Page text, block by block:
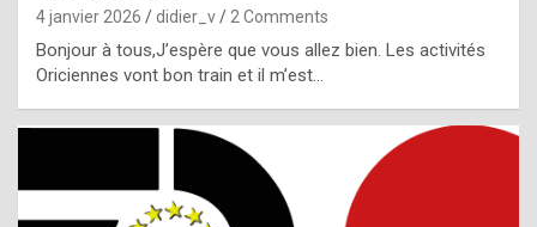
e
c
i
l
4 janvier 2026 didier_v 2 Comments
Bonjour à tous,J’espère que vous allez bien. Les activités
Oriciennes vont bon train et il m’est…